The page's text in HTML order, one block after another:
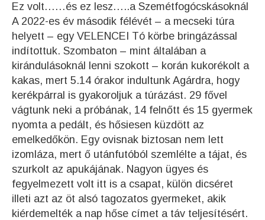
Ez volt……és ez lesz…..a Szemétfogócskásoknál
A 2022-es év második félévét – a mecseki túra
helyett – egy VELENCEI Tó körbe bringázással
indítottuk. Szombaton – mint általában a
kirándulásoknál lenni szokott – korán kukorékolt a
kakas, mert 5.14 órakor indultunk Agárdra, hogy
kerékpárral is gyakoroljuk a túrázást. 29 fővel
vágtunk neki a próbának, 14 felnőtt és 15 gyermek
nyomta a pedált, és hősiesen küzdött az
emelkedőkön. Egy ovisnak biztosan nem lett
izomláza, mert ő utánfutóból szemlélte a tájat, és
szurkolt az apukájának. Nagyon ügyes és
fegyelmezett volt itt is a csapat, külön dicséret
illeti azt az öt alsó tagozatos gyermeket, akik
kiérdemelték a nap hőse címet a táv teljesítésért.